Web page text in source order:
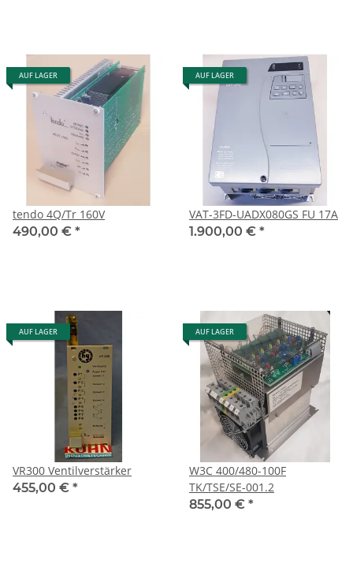
AUF LAGER
tendo 4Q/Tr 160V
490,00 € *
AUF LAGER
VAT-3FD-UADX080GS FU 17A
1.900,00 € *
AUF LAGER
VR300 Ventilverstärker
455,00 € *
AUF LAGER
W3C 400/480-100F
TK/TSE/SE-001.2
855,00 € *